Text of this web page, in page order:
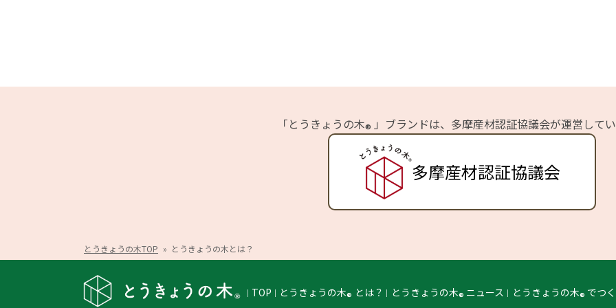
「とうきょうの木® 」ブランドは、 多摩産材認証協議会が運営して
多摩産材認証協議会
とうきょうの木TOP » とうきょうの木とは？
TOP とうきょうの木® とは？ とうきょうの木® ニュース とうきょうの木® でつ